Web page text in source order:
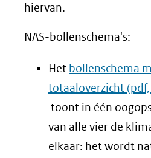
hiervan.
NAS-bollenschema's:
Het bollenschema
totaaloverzicht
toont in één
van alle vier de
elkaar: het wordt